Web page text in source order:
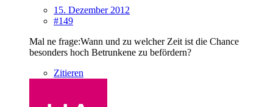
15. Dezember 2012
#149
Mal ne frage:Wann und zu welcher Zeit ist die Chance
besonders hoch Betrunkene zu befördern?
Zitieren